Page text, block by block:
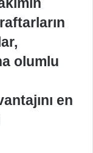
olumlu
en